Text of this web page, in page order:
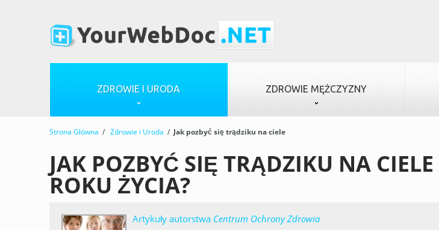
ZDROWIE I URODA ZDROWIE MĘŻCZYZNY
Strona Główna / Zdrowie i Uroda / Jak pozbyć się trądziku na ciele
JAK POZBYĆ SIĘ TRĄDZIKU NA
ROKU ŻYCIA?
Artykuły autorstwa Centrum Ochrony Zdrowia